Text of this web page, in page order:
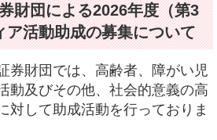
財団による2026年度（第3
ア活動助成の募集について
券財団では、高齢者、障がい児
動及びその他、社会的意義の高
対して助成活動を行っておりま